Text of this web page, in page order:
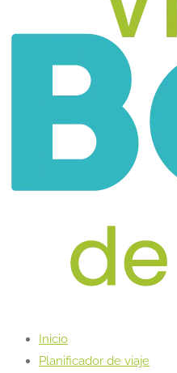
Inicio
Planificador de viaje